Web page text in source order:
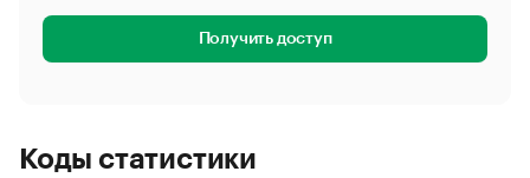
Получить доступ
Коды статистики